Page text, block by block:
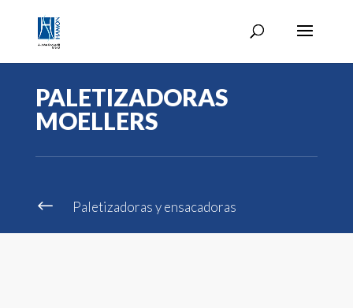
PALETIZADORAS
MOELLERS
# Paletizadoras y ensacadoras